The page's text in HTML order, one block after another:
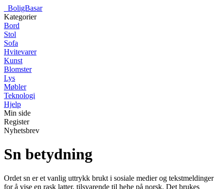
BoligBasar
Kategorier
Bord
Stol
Sofa
Hvitevarer
Kunst
Blomster
Lys
Møbler
Teknologi
Hjelp
Min side
Register
Nyhetsbrev
Sn betydning
Ordet sn er et vanlig uttrykk brukt i sosiale medier og tekstmeldinger
for å vise en rask latter, tilsvarende til hehe på norsk. Det brukes